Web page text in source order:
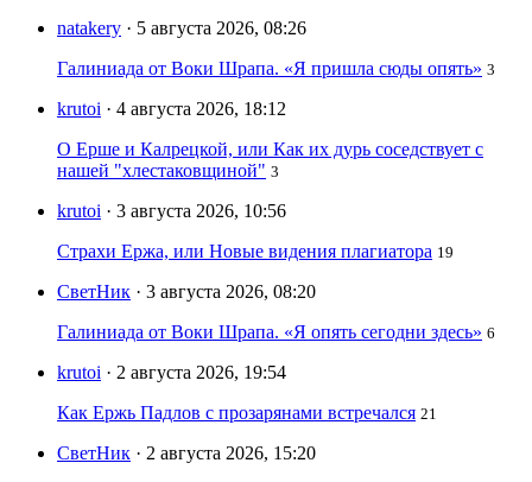
natakery · 5 августа 2026, 08:26
Галиниада от Воки Шрапа. «Я пришла сюды опять» 3
krutoi · 4 августа 2026, 18:12
О Ерше и Калрецкой, или Как их дурь соседствует с
нашей "хлестаковщиной" 3
krutoi · 3 августа 2026, 10:56
Страхи Ержа, или Новые видения плагиатора 19
СветНик · 3 августа 2026, 08:20
Галиниада от Воки Шрапа. «Я опять сегодни здесь» 6
krutoi · 2 августа 2026, 19:54
Как Ержь Падлов с прозарянами встречался 21
СветНик · 2 августа 2026, 15:20